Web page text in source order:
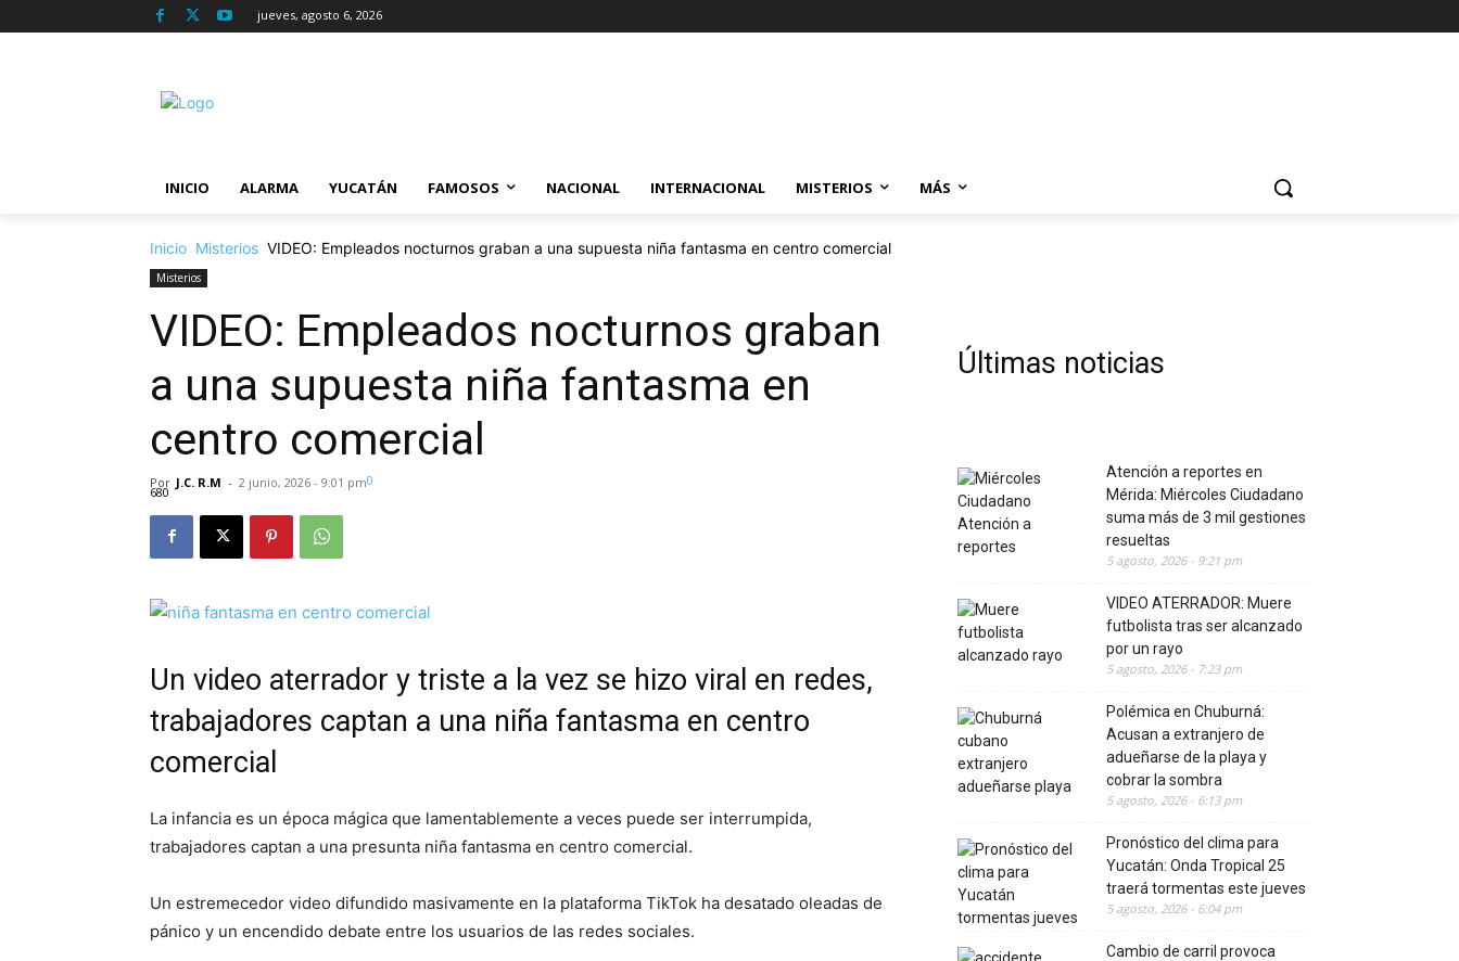
jueves, agosto 6, 2026
INICIO ALARMA YUCATÁN FAMOSOS NACIONAL INTERNACIONAL MISTERIOS MÁS
Inicio Misterios VIDEO: Empleados nocturnos graban a una supuesta niña fantasma en centro comercial
Misterios
VIDEO: Empleados nocturnos graban
a una supuesta niña fantasma en
centro comercial
Por J.C. R.M - 2 junio, 2026 - 9:01 pm0
680
Un video aterrador y triste a la vez se hizo viral en redes,
trabajadores captan a una niña fantasma en centro
comercial
La infancia es un época mágica que lamentablemente a veces puede ser interrumpida,
trabajadores captan a una presunta niña fantasma en centro comercial.
Un estremecedor video difundido masivamente en la plataforma TikTok ha desatado oleadas de
pánico y un encendido debate entre los usuarios de las redes sociales.
Últimas noticias
Atención a reportes en
Mérida: Miércoles Ciudadano
suma más de 3 mil gestiones
resueltas
5 agosto, 2026 - 9:21 pm
VIDEO ATERRADOR: Muere
futbolista tras ser alcanzado
por un rayo
5 agosto, 2026 - 7:23 pm
Polémica en Chuburná:
Acusan a extranjero de
adueñarse de la playa y
cobrar la sombra
5 agosto, 2026 - 6:13 pm
Pronóstico del clima para
Yucatán: Onda Tropical 25
traerá tormentas este jueves
5 agosto, 2026 - 6:04 pm
Cambio de carril provoca